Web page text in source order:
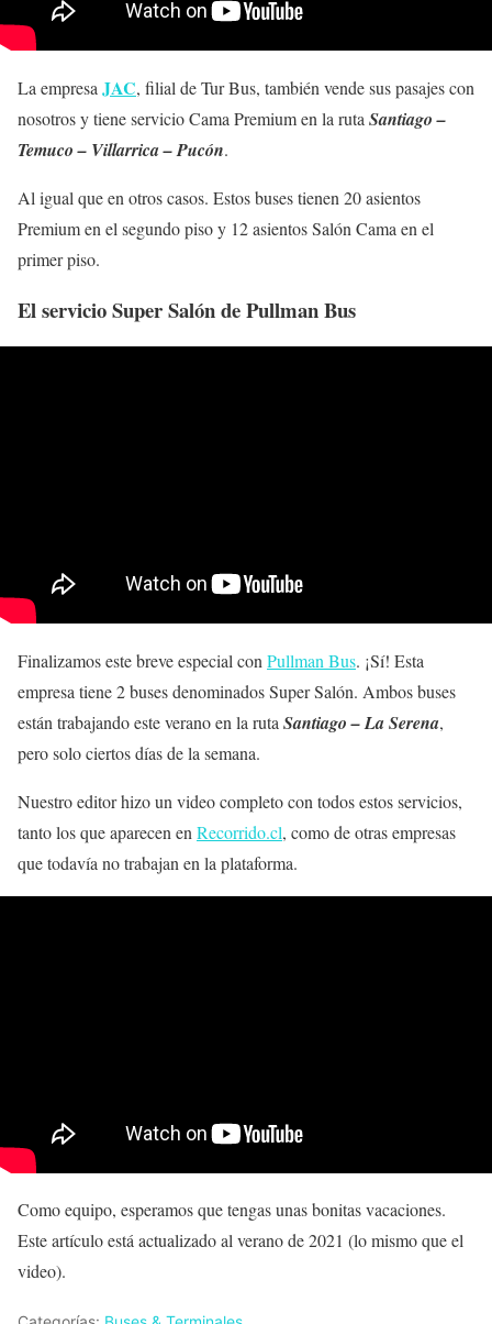
La empresa JAC, filial de Tur Bus, también vende sus pasajes con
nosotros y tiene servicio Cama Premium en la ruta Santiago –
Temuco – Villarrica – Pucón.
Al igual que en otros casos. Estos buses tienen 20 asientos
Premium en el segundo piso y 12 asientos Salón Cama en el
primer piso.
El servicio Super Salón de Pullman Bus
Finalizamos este breve especial con Pullman Bus. ¡Sí! Esta
empresa tiene 2 buses denominados Super Salón. Ambos buses
están trabajando este verano en la ruta Santiago – La Serena,
pero solo ciertos días de la semana.
Nuestro editor hizo un video completo con todos estos servicios,
tanto los que aparecen en Recorrido.cl, como de otras empresas
que todavía no trabajan en la plataforma.
Como equipo, esperamos que tengas unas bonitas vacaciones.
Este artículo está actualizado al verano de 2021 (lo mismo que el
video).